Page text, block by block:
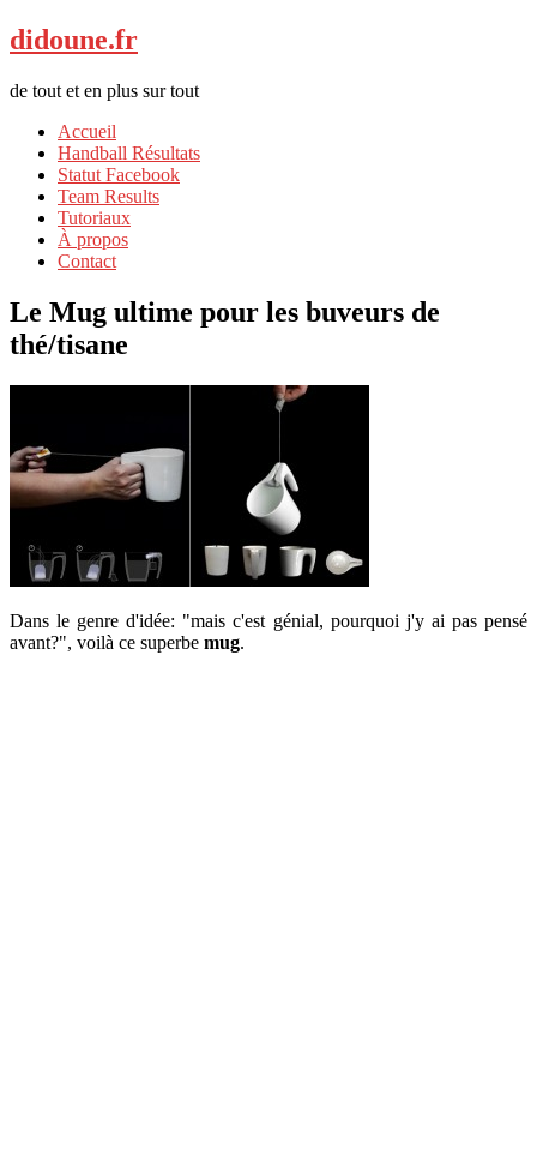
didoune.fr
de tout et en plus sur tout
Accueil
Handball Résultats
Statut Facebook
Team Results
Tutoriaux
À propos
Contact
Le Mug ultime pour les buveurs de
thé/tisane
Dans le genre d'idée: "mais c'est génial, pourquoi j'y ai pas pensé
avant?", voilà ce superbe mug.